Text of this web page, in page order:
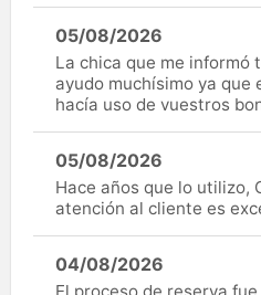
05/08/2026
La chica que me informó
ayudo muchísimo ya que
hacía uso de vuestros
05/08/2026
Hace años que lo utilizo,
atención al cliente es
04/08/2026